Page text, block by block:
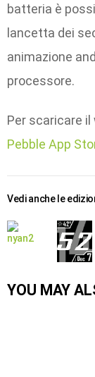
batteria è
lancetta dei
animazione
processore.
Per scaricare
Pebble App
Vedi anche le
YOU MAY